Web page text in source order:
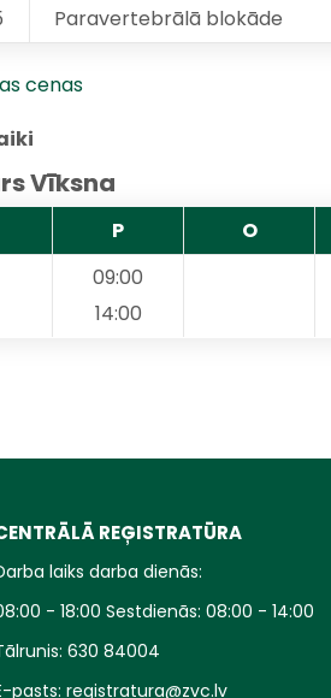
Paravertebrālā blokāde
cenas
Vīksna
P O
09:00
14:00
REĢISTRATŪRA
laiks darba dienās:
- 18:00 Sestdienās: 08:00 - 14:00
630 84004
pasts:registratura@zvc.lv